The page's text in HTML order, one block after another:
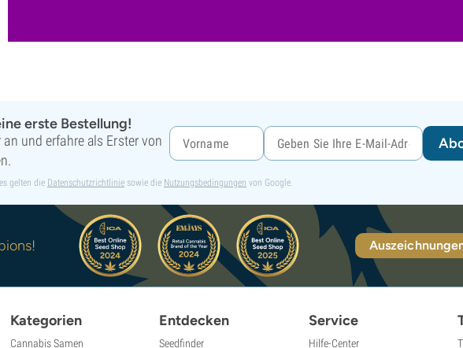
erste Bestellung!
und erfahre als Erster von
gelten die Datenschutzrichtlinie sowie die Nutzungsbedingungen von Google.
Kategorien
Cannabis Samen
Entdecken
Seedfinder
Service
Hilfe-Center